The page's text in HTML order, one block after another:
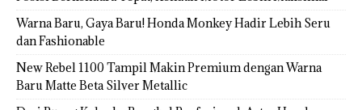
Warna Baru, Gaya Baru! Honda Monkey Hadir Lebih Seru
dan Fashionable
New Rebel 1100 Tampil Makin Premium dengan Warna
Baru Matte Beta Silver Metallic